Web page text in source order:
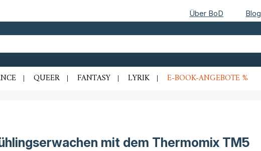
Über BoD Blog
QUEER FANTASY LYRIK E-BOOK-ANGEBOTE %
mit dem Thermomix TM5